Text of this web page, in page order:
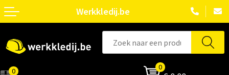
Werkkledij.be
0 0